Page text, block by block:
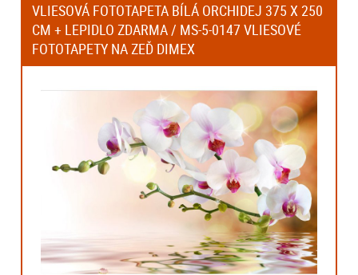
VLIESOVÁ FOTOTAPETA BÍLÁ ORCHIDEJ 375 X 250
CM + LEPIDLO ZDARMA / MS-5-0147 VLIESOVÉ
FOTOTAPETY NA ZEĎ DIMEX